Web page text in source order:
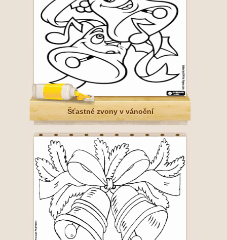
Šťastné zvony v vánoční